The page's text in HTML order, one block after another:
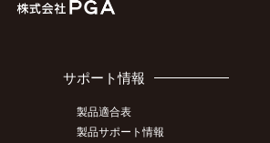
サポート情報
製品適合表
製品サポート情報